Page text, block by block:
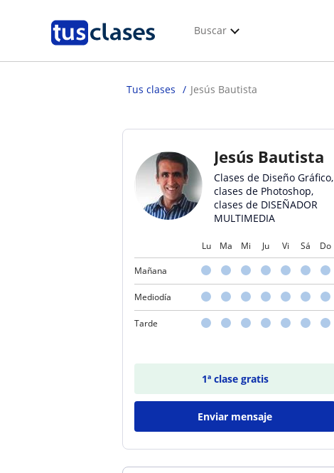
Buscar
Tus clases Jesús Bautista
Jesús Bautista
Clases de Diseño Gráfico,
clases de Photoshop,
clases de DISEÑADOR
MULTIMEDIA
Lu Ma Mi Ju Vi Sá Do
Mañana
Mediodía
Tarde
1ª clase gratis
Enviar mensaje